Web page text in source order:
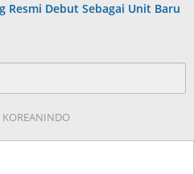
Resmi Debut Sebagai Unit Baru